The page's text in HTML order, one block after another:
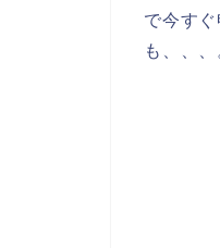
で今す
も、、、